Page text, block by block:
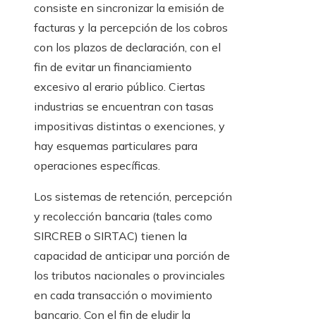
consiste en sincronizar la emisión de
facturas y la percepción de los cobros
con los plazos de declaración, con el
fin de evitar un financiamiento
excesivo al erario público. Ciertas
industrias se encuentran con tasas
impositivas distintas o exenciones, y
hay esquemas particulares para
operaciones específicas.
Los sistemas de retención, percepción
y recolección bancaria (tales como
SIRCREB o SIRTAC) tienen la
capacidad de anticipar una porción de
los tributos nacionales o provinciales
en cada transacción o movimiento
bancario. Con el fin de eludir la